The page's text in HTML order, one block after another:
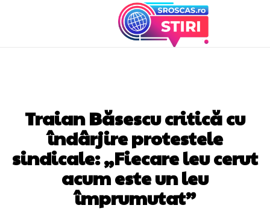
Traian Băsescu critică cu
îndârjire protestele
sindicale: „Fiecare leu cerut
acum este un leu
împrumutat”